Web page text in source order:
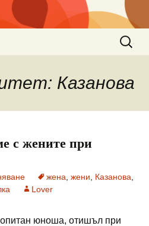
за:
Казанова
с жените при
жена жени Казанова
Lover
юноша, отишъл при